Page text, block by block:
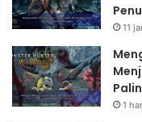
11
1